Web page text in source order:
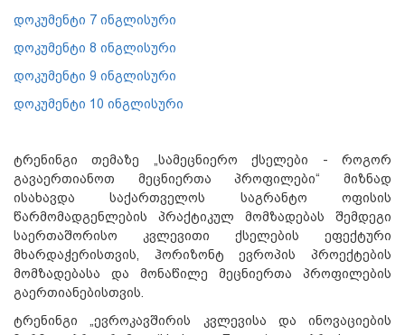
დოკუმენტი 7 ინგლისური
დოკუმენტი 8 ინგლისური
დოკუმენტი 9 ინგლისური
დოკუმენტი 10 ინგლისური
ტრენინგი თემაზე „სამეცნიერო ქსელები - როგორ
გავაერთიანოთ მეცნიერთა პროფილები“ მიზნად
ისახავდა საქართველოს საგრანტო ოფისის
წარმომადგენლების პრაქტიკულ მომზადებას შემდეგი
საერთაშორისო კვლევითი ქსელების ეფექტური
მხარდაჭერისთვის, ჰორიზონტ ევროპის პროექტების
მომზადებასა და მონაწილე მეცნიერთა პროფილების
გაერთიანებისთვის.
ტრენინგი „ევროკავშირის კვლევისა და ინოვაციების